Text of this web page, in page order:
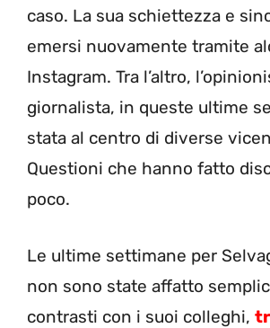
caso. La sua schiettezza e
emersi nuovamente tramite
Instagram. Tra l’altro,
giornalista, in queste ultime
stata al centro di diverse
Questioni che hanno fatto
poco.
Le ultime settimane per
non sono state affatto
contrasti con i suoi colleghi,